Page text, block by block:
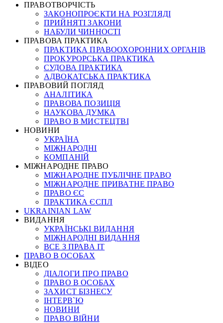
ПРАВОТВОРЧІСТЬ
ЗАКОНОПРОЄКТИ НА РОЗГЛЯДІ
ПРИЙНЯТІ ЗАКОНИ
НАБУЛИ ЧИННОСТІ
ПРАВОВА ПРАКТИКА
ПРАКТИКА ПРАВООХОРОННИХ ОРГАНІВ
ПРОКУРОРСЬКА ПРАКТИКА
СУДОВА ПРАКТИКА
АДВОКАТСЬКА ПРАКТИКА
ПРАВОВИЙ ПОГЛЯД
АНАЛІТИКА
ПРАВОВА ПОЗИЦІЯ
НАУКОВА ДУМКА
ПРАВО В МИСТЕЦТВІ
НОВИНИ
УКРАЇНА
МІЖНАРОДНІ
КОМПАНІЙ
МІЖНАРОДНЕ ПРАВО
МІЖНАРОДНЕ ПУБЛІЧНЕ ПРАВО
МІЖНАРОДНЕ ПРИВАТНЕ ПРАВО
ПРАВО ЄС
ПРАКТИКА ЄСПЛ
UKRAINIAN LAW
ВИДАННЯ
УКРАЇНСЬКІ ВИДАННЯ
МІЖНАРОДНІ ВИДАННЯ
ВСЕ З ПРАВА ІТ
ПРАВО В ОСОБАХ
ВІДЕО
ДІАЛОГИ ПРО ПРАВО
ПРАВО В ОСОБАХ
ЗАХИСТ БІЗНЕСУ
ІНТЕРВ`Ю
НОВИНИ
ПРАВО ВІЙНИ